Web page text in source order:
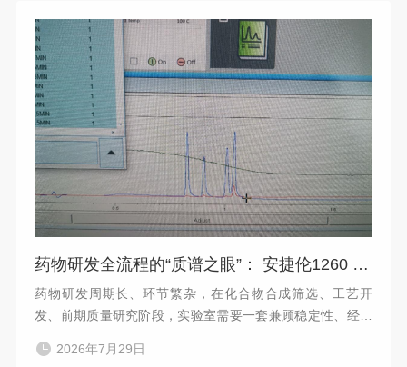
药物研发全流程的“质谱之眼”： 安捷伦1260 Infinity II-6125B药物研发方案
药物研发周期长、环节繁杂，在化合物合成筛选、工艺开
发、前期质量研究阶段，实验室需要一套兼顾稳定性、经济
260 Infinity II 二代液相系统，搭载DAD二极管阵列检测器，
2026年7月29日